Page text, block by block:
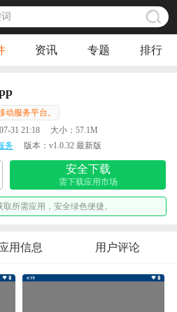
资讯 专题 排行
动服务平台。
31 21:18 大小： 57.1M
务 版本： v1.0.32 最新版
安全下载
需下载应用市场
所需应用，安全绿色便捷。
用信息 用户评论